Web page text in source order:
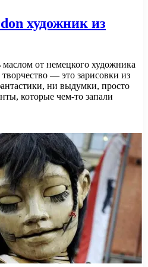
художник из
от немецкого художника
— это зарисовки из
ни выдумки, просто
которые чем-то запали